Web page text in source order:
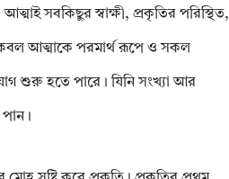
সবকিছুর স্বাক্ষী, প্রকৃতির পরিস্থিত,
আত্মাকে পরমার্থ রূপে ও সকল
শুরু হতে পারে। যিনি সংখ্যা আর
পান।